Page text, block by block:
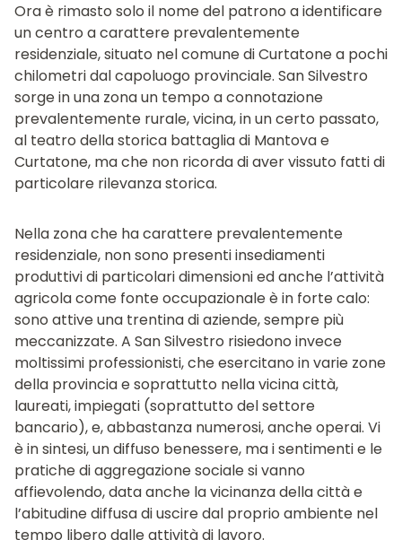
Ora è rimasto solo il nome del patrono a identificare
un centro a carattere prevalentemente
residenziale, situato nel comune di Curtatone a pochi
chilometri dal capoluogo provinciale. San Silvestro
sorge in una zona un tempo a connotazione
prevalentemente rurale, vicina, in un certo passato,
al teatro della storica battaglia di Mantova e
Curtatone, ma che non ricorda di aver vissuto fatti di
particolare rilevanza storica.
Nella zona che ha carattere prevalentemente
residenziale, non sono presenti insediamenti
produttivi di particolari dimensioni ed anche l’attività
agricola come fonte occupazionale è in forte calo:
sono attive una trentina di aziende, sempre più
meccanizzate. A San Silvestro risiedono invece
moltissimi professionisti, che esercitano in varie zone
della provincia e soprattutto nella vicina città,
laureati, impiegati (soprattutto del settore
bancario), e, abbastanza numerosi, anche operai. Vi
è in sintesi, un diffuso benessere, ma i sentimenti e le
pratiche di aggregazione sociale si vanno
affievolendo, data anche la vicinanza della città e
l’abitudine diffusa di uscire dal proprio ambiente nel
tempo libero dalle attività di lavoro.